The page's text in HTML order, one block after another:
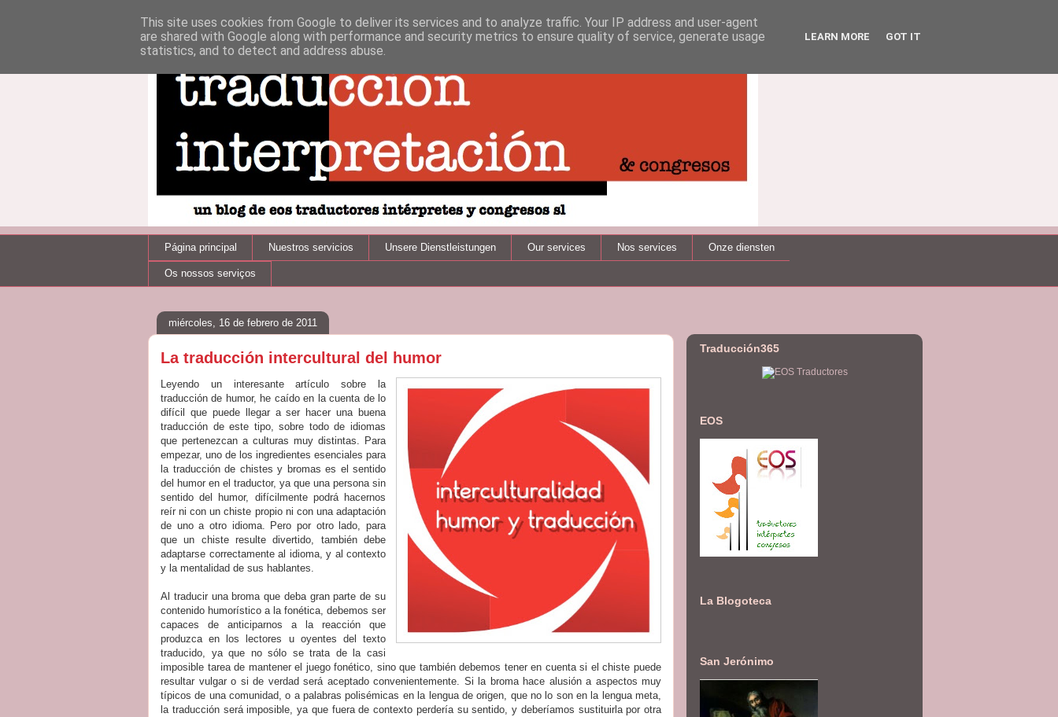
Página principal Nuestros servicios Unsere Dienstleistungen Our services Nos services Onze diensten
Os nossos serviços
miércoles, 16 de febrero de 2011
La traducción intercultural del humor
Leyendo un interesante artículo sobre la
traducción de humor, he caído en la cuenta de lo
difícil que puede llegar a ser hacer una buena
traducción de este tipo, sobre todo de idiomas
que pertenezcan a culturas muy distintas. Para
empezar, uno de los ingredientes esenciales para
la traducción de chistes y bromas es el sentido
del humor en el traductor, ya que una persona sin
sentido del humor, difícilmente podrá hacernos
reír ni con un chiste propio ni con una adaptación
de uno a otro idioma. Pero por otro lado, para
que un chiste resulte divertido, también debe
adaptarse correctamente al idioma, y al contexto
y la mentalidad de sus hablantes.
Al traducir una broma que deba gran parte de su
contenido humorístico a la fonética, debemos ser
capaces de anticiparnos a la reacción que
produzca en los lectores u oyentes del texto
traducido, ya que no sólo se trata de la casi
imposible tarea de mantener el juego fonético, sino que también debemos tener en cuenta si el chiste puede
resultar vulgar o si de verdad será aceptado convenientemente. Si la broma hace alusión a aspectos muy
típicos de una comunidad, o a palabras polisémicas en la lengua de origen, que no lo son en la lengua meta,
la traducción será imposible, ya que fuera de contexto perdería su sentido, y deberíamos sustituirla por otra
Traducción365
EOS
La Blogoteca
San Jerónimo
This site uses cookies from Google to deliver its services and to analyze traffic. Your IP address and user-agent
are shared with Google along with performance and security metrics to ensure quality of service, generate usage
statistics, and to detect and address abuse.
LEARN MORE GOT IT